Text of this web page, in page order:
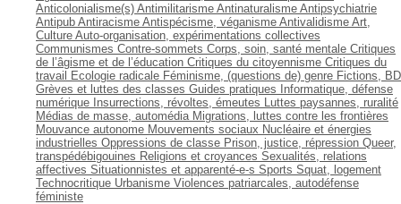
Anticolonialisme(s) Antimilitarisme Antinaturalisme Antipsychiatrie
Antipub Antiracisme Antispécisme, véganisme Antivalidisme Art,
Culture Auto-organisation, expérimentations collectives
Communismes Contre-sommets Corps, soin, santé mentale Critiques
de l’âgisme et de l’éducation Critiques du citoyennisme Critiques du
travail
Ecologie radicale Féminisme, (questions de) genre Fictions, BD
Grèves et luttes des classes Guides pratiques
Informatique, défense
numérique Insurrections, révoltes, émeutes Luttes paysannes, ruralité
Médias de masse, automédia Migrations, luttes contre les frontières
Mouvance autonome Mouvements sociaux Nucléaire et énergies
industrielles Oppressions de classe Prison, justice, répression Queer,
transpédébigouines Religions et croyances Sexualités, relations
affectives Situationnistes et apparenté-e-s Sports Squat, logement
Technocritique Urbanisme Violences patriarcales, autodéfense
féministe